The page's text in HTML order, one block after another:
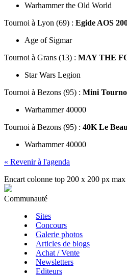
Warhammer the Old World
Tournoi à Lyon (69) : Egide AOS
Age of Sigmar
Tournoi à Grans (13) : MAY THE
Star Wars Legion
Tournoi à Bezons (95) : Mini
Warhammer 40000
Tournoi à Bezons (95) : 40K Le
Warhammer 40000
« Revenir à l'agenda
Encart colonne top 200 x 200 px max
Communauté
Sites
Concours
Galerie photos
Articles de blogs
Achat / Vente
Newsletters
Editeurs